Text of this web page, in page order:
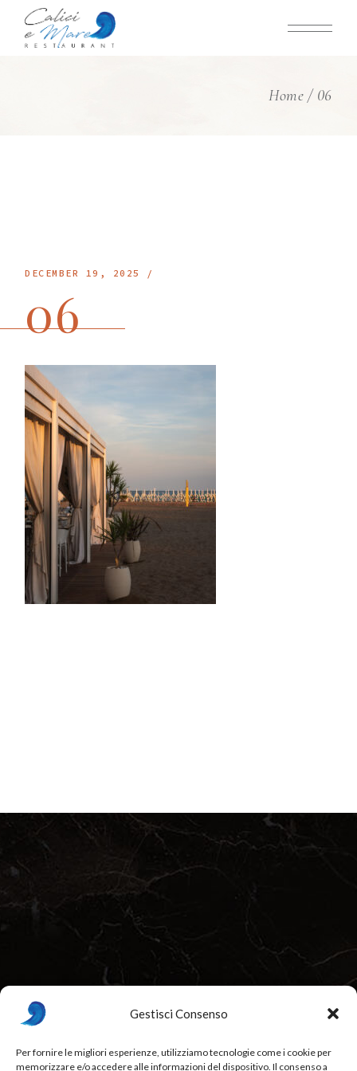
Gestisci Consenso
Per fornire le migliori esperienze, utilizziamo tecnologie come i cookie per
memorizzare e/o accedere alle informazioni del dispositivo. Il consenso a
content
Home 06
DECEMBER 19, 2025
06